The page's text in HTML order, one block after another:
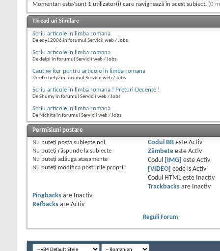
Momentan este/sunt 1 utilizator(i) care navighează în acest subiect. (0
Thread-uri Similare
Scriu articole in limba romana
De edy12006 în forumul Servicii web / Jobs
Scriu articole in limba romana
De delpi în forumul Servicii web / Jobs
Caut writer pentru articole in limba romana
De eternetyz în forumul Servicii web / Jobs
Scriu articole in limba romana ! Preturi Decente !
De Shumy în forumul Servicii web / Jobs
Scriu articole in limba romana
De Nichita în forumul Servicii web / Jobs
Permisiuni postare
Nu puteţi posta subiecte noi.
Nu puteţi răspunde la subiecte
Nu puteţi adăuga ataşamente
Nu puteţi modifica posturile proprii
Codul BBeste Activ
Zâmbeteeste Activ
Codul
[IMG] este Activ
[VIDEO] code is Activ
Codul HTML este
Inactiv
Trackbacksare
Inactiv
Pingbacks are
Inactiv
Refbacks are Activ
Reguli Forum